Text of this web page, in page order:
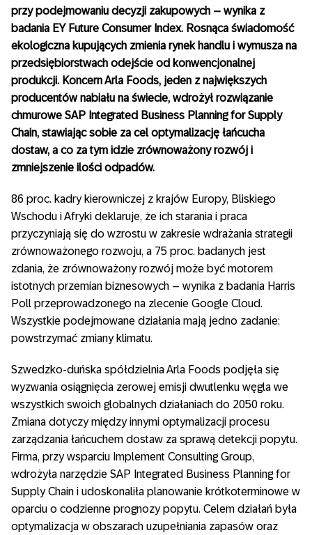
przy podejmowaniu decyzji zakupowych – wynika z
badania EY Future Consumer Index. Rosnąca świadomość
ekologiczna kupujących zmienia rynek handlu i wymusza na
przedsiębiorstwach odejście od konwencjonalnej
produkcji. Koncern Arla Foods, jeden z największych
producentów nabiału na świecie, wdrożył rozwiązanie
chmurowe SAP Integrated Business Planning for Supply
Chain, stawiając sobie za cel optymalizację łańcucha
dostaw, a co za tym idzie zrównoważony rozwój i
zmniejszenie ilości odpadów.
86 proc. kadry kierowniczej z krajów Europy, Bliskiego
Wschodu i Afryki deklaruje, że ich starania i praca
przyczyniają się do wzrostu w zakresie wdrażania strategii
zrównoważonego rozwoju, a 75 proc. badanych jest
zdania, że zrównoważony rozwój może być motorem
istotnych przemian biznesowych – wynika z badania Harris
Poll przeprowadzonego na zlecenie Google Cloud.
Wszystkie podejmowane działania mają jedno zadanie:
powstrzymać zmiany klimatu.
Szwedzko-duńska spółdzielnia Arla Foods podjęła się
wyzwania osiągnięcia zerowej emisji dwutlenku węgla we
wszystkich swoich globalnych działaniach do 2050 roku.
Zmiana dotyczy między innymi optymalizacji procesu
zarządzania łańcuchem dostaw za sprawą detekcji popytu.
Firma, przy wsparciu Implement Consulting Group,
wdrożyła narzędzie SAP Integrated Business Planning for
Supply Chain i udoskonaliła planowanie krótkoterminowe w
oparciu o codzienne prognozy popytu. Celem działań była
optymalizacja w obszarach uzupełniania zapasów oraz